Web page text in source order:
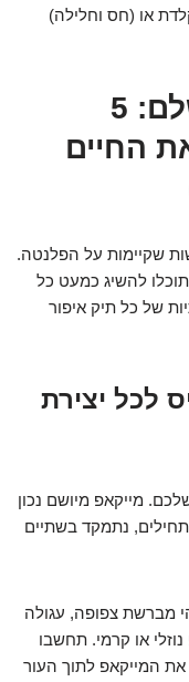
או (חס וחלילה)
הסט ההתחלתי המושלם: 5
החיים
שקיימות על הפלנטה.
להשיג כמעט כל
של כל תיק איפור
לכל יצירת
מייקאפ מיושם נכון
נתמקד בשתיים
מברשת צפופה, עגולה
או קרמי. תחשבו
המייקאפ לתוך העור